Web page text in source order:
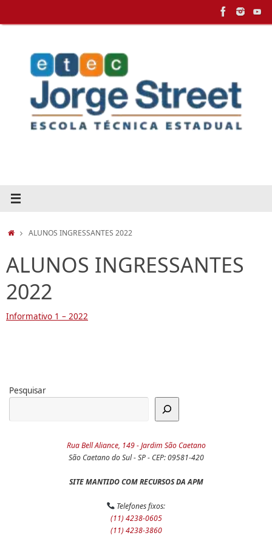
HOMEALUNOS INGRESSANTES 2022
ALUNOS INGRESSANTES
2022
Informativo 1 – 2022
Pesquisar
Rua Bell Aliance, 149 - Jardim São Caetano
São Caetano do Sul - SP - CEP: 09581-420
SITE MANTIDO COM RECURSOS DA APM
Telefones fixos:
(11) 4238-0605
(11) 4238-3860